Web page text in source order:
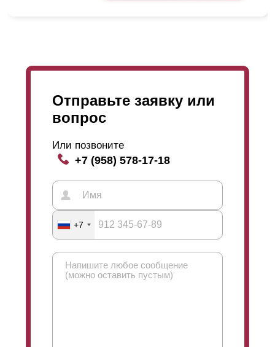
Отправьте заявку или
вопрос
Или позвоните
+7 (958) 578-17-18
+7